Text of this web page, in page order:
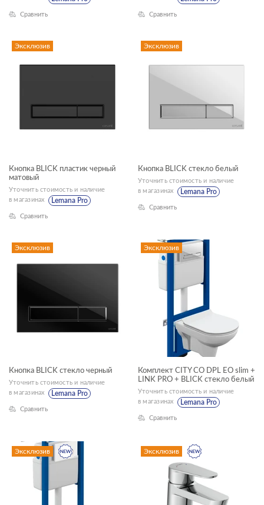
Сравнить Сравнить
Эксклюзив
Кнопка BLICK пластик черный
матовый
Уточнить стоимость и наличие
в магазинах
Lemana Pro
Сравнить
Эксклюзив
Кнопка BLICK стекло белый
Уточнить стоимость и наличие
в магазинах
Lemana Pro
Сравнить
Эксклюзив
Кнопка BLICK стекло черный
Уточнить стоимость и наличие
в магазинах
Lemana Pro
Сравнить
Эксклюзив
Комплект CITY CO DPL EO slim +
LINK PRO + BLICK стекло белый
Уточнить стоимость и наличие
в магазинах
Lemana Pro
Сравнить
Эксклюзив Эксклюзив